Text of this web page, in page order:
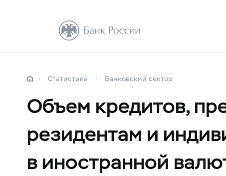
Статистика Банковский сектор
Объем кредитов,
резидентам и
в иностранной